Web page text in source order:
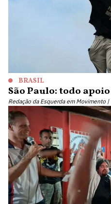
BRASIL
São Paulo: todo
Redação da Esquerda em Movimento |